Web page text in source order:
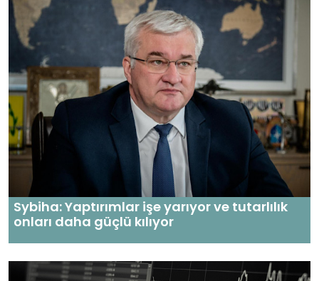
Sybiha: Yaptırımlar işe yarıyor ve tutarlılık
onları daha güçlü kılıyor